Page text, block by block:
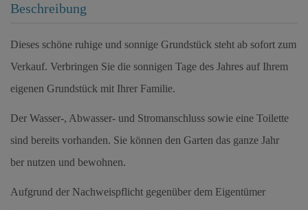
Beschreibung
Dieses schöne ruhige und sonnige Grundstück steht ab sofort zum
Verkauf. Verbringen Sie die sonnigen Tage des Jahres auf Ihrem
eigenen Grundstück mit Ihrer Familie.
Der Wasser-, Abwasser- und Stromanschluss sowie eine Toilette
sind bereits vorhanden. Sie können den Garten das ganze Jahr
ber nutzen und bewohnen.
Aufgrund der Nachweispflicht gegenüber dem Eigentümer